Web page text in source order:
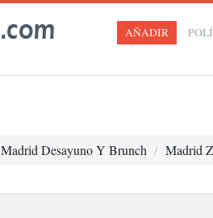
AÑADIR
Madrid Desayuno Y Brunch Madrid